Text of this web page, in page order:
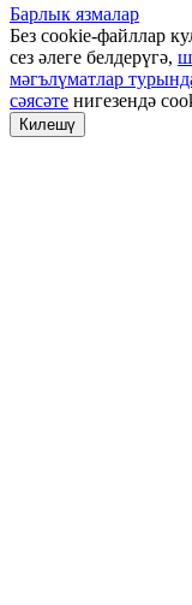
Барлык язмалар
Без cookie-файллар
сез әлеге белдерүгә,
мәгълүматлар
сәясәте нигезендә
Килешү